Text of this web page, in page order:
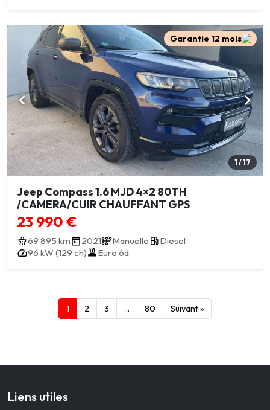
Garantie 12 mois
1 / 17
Jeep Compass 1.6 MJD 4×2 80TH
/CAMERA/CUIR CHAUFFANT GPS
23 990 €
69 895 km 2021 Manuelle
Diesel
96 kW (129 ch)
Euro 6d
1 2 3 … 80 Suivant »
Liens utiles